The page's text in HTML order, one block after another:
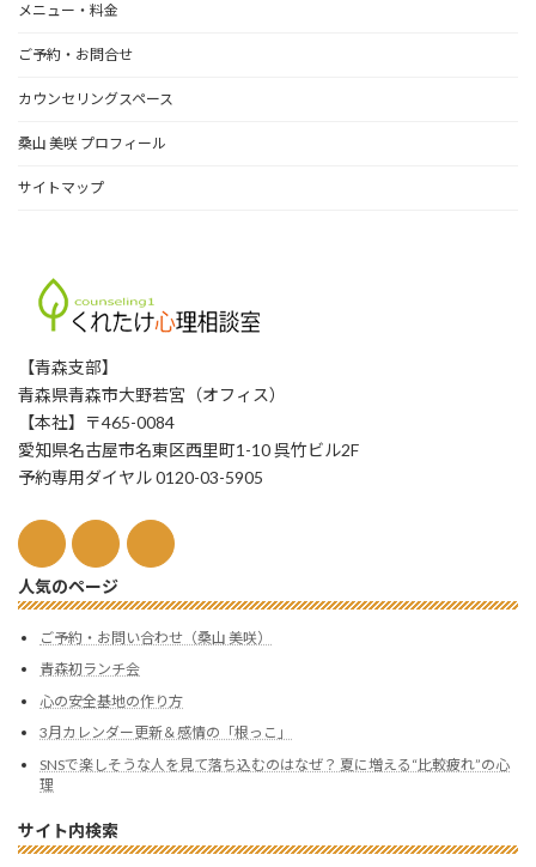
メニュー・料金
ご予約・お問合せ
カウンセリングスペース
桑山 美咲 プロフィール
サイトマップ
【青森支部】
青森県青森市大野若宮（オフィス）
【本社】〒465-0084
愛知県名古屋市名東区西里町1-10 呉竹ビル2F
予約専用ダイヤル 0120-03-5905
人気のページ
ご予約・お問い合わせ（桑山 美咲）
青森初ランチ会
心の安全基地の作り方
3月カレンダー更新＆感情の「根っこ」
SNSで楽しそうな人を見て落ち込むのはなぜ？ 夏に増える“比較疲れ”の心
理
サイト内検索